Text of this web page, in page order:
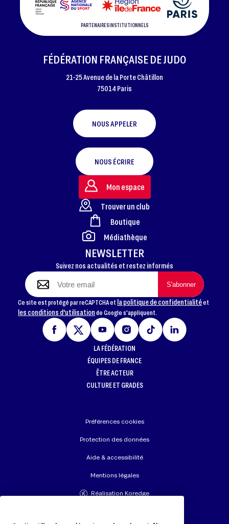
PARTENAIRES INSTITUTIONNELS
FOOTER
FÉDÉRATION FRANÇAISE DE JUDO
21-25 Avenue de la Porte Châtillon
75014 Paris
NOUS APPELER
NOUS ÉCRIRE
NEWSLETTER
Suivez nos actualités et restez informés
Ce site est protégé par reCAPTCHA et la politique de confidentialitéet
les conditions d'utilisationde Google s'appliquent.
Mon espace
Trouver un club
Boutique
Médiathèque
LA FÉDÉRATION
ÉQUIPES DE FRANCE
ÊTRE ACTEUR
CULTURE ET GRADES
Préférences cookies
Protection des données
Aide & accessibilité
Mentions légales
Réalisation Koredge